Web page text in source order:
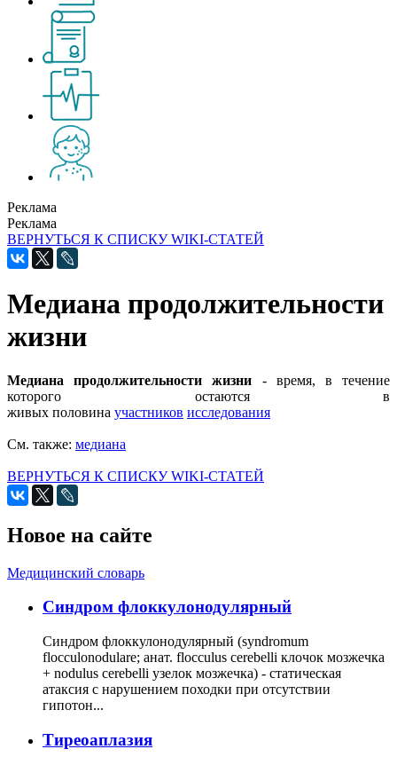
Реклама
Реклама
ВЕРНУТЬСЯ К СПИСКУ WIKI-СТАТЕЙ
Медиана продолжительности
жизни
Медиана продолжительности жизни - время, в течение
которого остаются в
живых половина участников исследования
См. также: медиана
ВЕРНУТЬСЯ К СПИСКУ WIKI-СТАТЕЙ
Новое на сайте
Медицинский словарь
Cиндром флоккулонодулярный
Синдром флоккулонодулярный (syndromum
flocculonodulare; анат. flocculus cerebelli клочок мозжечка
+ nodulus cerebelli узелок мозжечка) - статическая
атаксия с нарушением походки при отсутствии
гипотон...
Тиреоаплазия